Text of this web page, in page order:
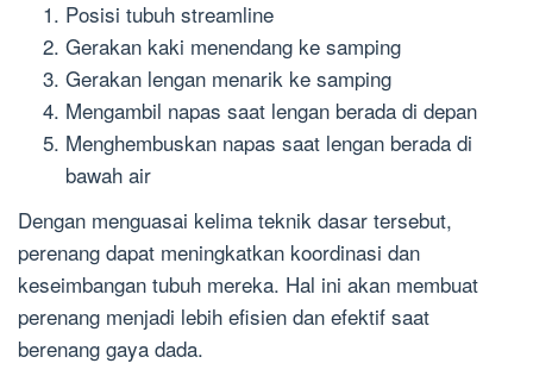
Posisi tubuh streamline
Gerakan kaki menendang ke samping
Gerakan lengan menarik ke samping
Mengambil napas saat lengan berada di depan
Menghembuskan napas saat lengan berada di
bawah air
Dengan menguasai kelima teknik dasar tersebut,
perenang dapat meningkatkan koordinasi dan
keseimbangan tubuh mereka. Hal ini akan membuat
perenang menjadi lebih efisien dan efektif saat
berenang gaya dada.